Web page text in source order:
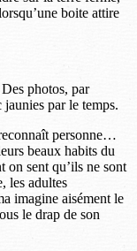
boite attire
photos, par
par le temps.
personne…
beaux habits du
on sent qu’ils ne sont
les adultes
imagine aisément le
le drap de son